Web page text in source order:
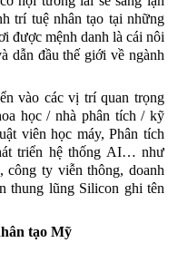
trí tuệ nhân tạo tại những
được mệnh danh là cái nôi
dẫn đầu thế giới về ngành
vào các vị trí quan trọng
học / nhà phân tích / kỹ
viên học máy, Phân tích
triển hệ thống AI… như
công ty viễn thông, doanh
thung lũng Silicon ghi tên
tạo Mỹ